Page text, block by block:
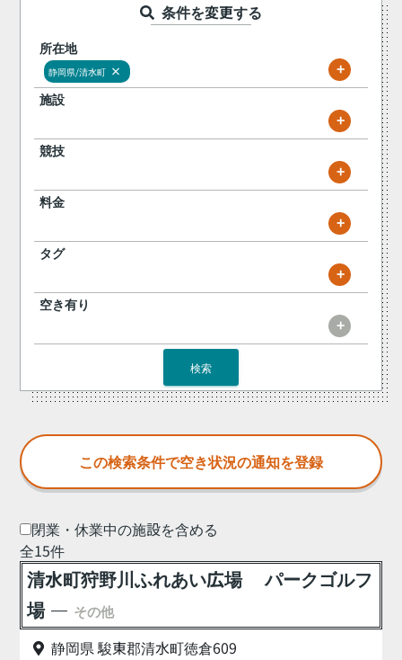
閉業・休業中の施設を含める
全15件
清水町狩野川ふれあい広場 パークゴルフ
場
その他
静岡県 駿東郡清水町徳倉609
条件を変更する
所在地
静岡県/清水町 × +
施設
+
競技
+
料金
+
タグ
+
空き有り
+
検索